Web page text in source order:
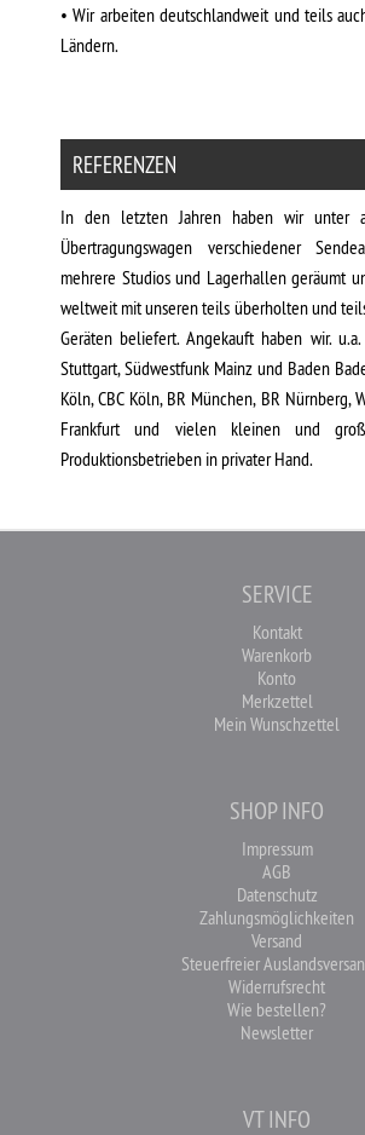
• Wir arbeiten deutschlandweit und teils
Ländern.
REFERENZEN
In den letzten Jahren haben wir unter
Übertragungswagen verschiedener
mehrere Studios und Lagerhallen geräumt
weltweit mit unseren teils überholten und
Geräten beliefert. Angekauft haben wir.
Stuttgart, Südwestfunk Mainz und Baden
Köln, CBC Köln, BR München, BR Nürnberg,
Frankfurt und vielen kleinen und
Produktionsbetrieben in privater Hand.
SERVICE
Kontakt
Warenkorb
Konto
Merkzettel
Mein Wunschzettel
SHOP INFO
Impressum
AGB
Datenschutz
Zahlungsmöglichkeiten
Versand
Steuerfreier
Widerrufsrecht
Wie bestellen?
Newsletter
VT INFO